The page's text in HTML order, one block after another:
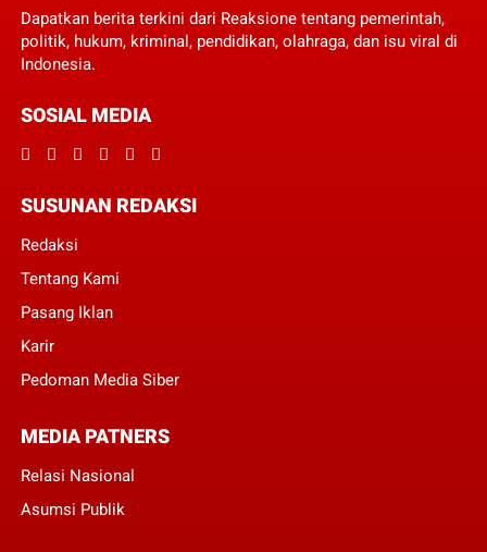
Dapatkan berita terkini dari Reaksione tentang pemerintah,
politik, hukum, kriminal, pendidikan, olahraga, dan isu viral di
Indonesia.
SOSIAL MEDIA
SUSUNAN REDAKSI
Redaksi
Tentang Kami
Pasang Iklan
Karir
Pedoman Media Siber
MEDIA PATNERS
Relasi Nasional
Asumsi Publik